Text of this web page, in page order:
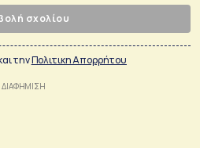
σχολίου
τηνΠολιτικη Απορρήτου